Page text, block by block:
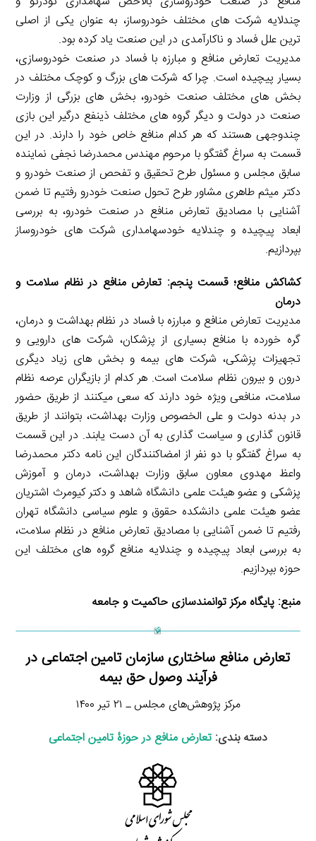
چندلایه شرکت های مختلف خودروساز، به عنوان یکی از اصلی
ترین علل فساد و ناکارآمدی در این صنعت یاد کرده بود.
مدیریت تعارض منافع و مبارزه با فساد در صنعت خودروسازی،
بسیار پیچیده است. چرا که شرکت های بزرگ و کوچک مختلف در
بخش های مختلف صنعت خودرو، بخش های بزرگی از وزارت
صنعت در دولت و دیگر گروه های مختلف ذینفع درگیر این بازی
چندوجهی هستند که هر کدام منافع خاص خود را دارند. در این
قسمت به سراغ گفتگو با مرحوم مهندس محمدرضا نجفی نماینده
سابق مجلس و مسئول طرح تحقیق و تفحص از صنعت خودرو و
دکتر میثم طاهری مشاور طرح تحول صنعت خودرو رفتیم تا ضمن
آشنایی با مصادیق تعارض منافع در صنعت خودرو، به بررسی
ابعاد پیچیده و چندلایه خودسهامداری شرکت های خودروساز
بپردازیم.
کشاکش منافع؛ قسمت پنجم: تعارض منافع در نظام سلامت و
درمان
مدیریت تعارض منافع و مبارزه با فساد در نظام بهداشت و درمان،
گره خورده با منافع بسیاری از پزشکان، شرکت های دارویی و
تجهیزات پزشکی، شرکت های بیمه و بخش های زیاد دیگری
درون و بیرون نظام سلامت است. هر کدام از بازیگران عرصه نظام
سلامت، منافعی ویژه خود دارند که سعی میکنند از طریق حضور
در بدنه دولت و علی الخصوص وزارت بهداشت، بتوانند از طریق
قانون گذاری و سیاست گذاری به آن دست یابند. در این قسمت
به سراغ گفتگو با دو نفر از امضاکنندگان این نامه دکتر محمدرضا
واعظ مهدوی معاون سابق وزارت بهداشت، درمان و آموزش
پزشکی و عضو هیئت علمی دانشگاه شاهد و دکتر کیومرث اشتریان
عضو هیئت علمی دانشکده حقوق و علوم سیاسی دانشگاه تهران
رفتیم تا ضمن آشنایی با مصادیق تعارض منافع در نظام سلامت،
به بررسی ابعاد پیچیده و چندلایه منافع گروه های مختلف این
حوزه بپردازیم.
منبع:پایگاه مرکز توانمندسازی حاکمیت و جامعه
تعارض منافع ساختاری سازمان تامین اجتماعی در
فرآیند وصول حق بیمه
مرکز پژوهش‌‌های مجلس ـ ۲۱ تیر ۱۴۰۰
دسته بندی: تعارض منافع در حوزۀ تامین اجتماعی